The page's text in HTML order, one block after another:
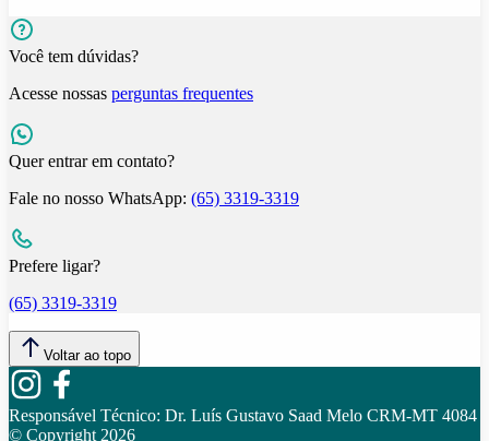
Você tem dúvidas?
Acesse nossas perguntas frequentes
Quer entrar em contato?
Fale no nosso WhatsApp: (65) 3319-3319
Prefere ligar?
(65) 3319-3319
Voltar ao topo
Responsável Técnico: Dr. Luís Gustavo Saad Melo CRM-MT 4084
© Copyright 2026